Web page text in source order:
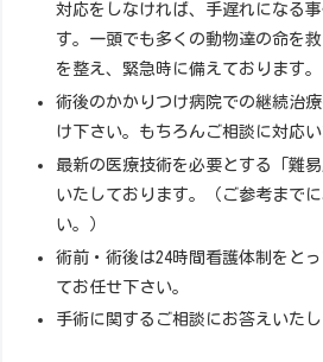
対応をしなければ、手遅れになる
す。一頭でも多くの動物達の命を
を整え、緊急時に備えております。
術後のかかりつけ病院での継続治
け下さい。もちろんご相談に対応い
最新の医療技術を必要とする「難
いたしております。（ご参考まで
い。）
術前・術後は24時間看護体制をと
てお任せ下さい。
手術に関するご相談にお答えいた